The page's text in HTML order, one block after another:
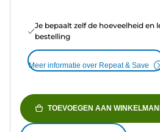
Je bepaalt zelf de hoeveelheid en
bestelling
Meer informatie over Repeat & Save
TOEVOEGEN AAN